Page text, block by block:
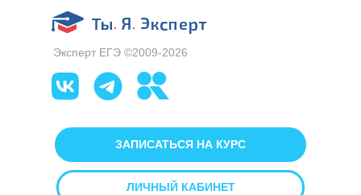
Эксперт ЕГЭ ©2009-2026
ЗАПИСАТЬСЯ НА КУРС
ЛИЧНЫЙ КАБИНЕТ